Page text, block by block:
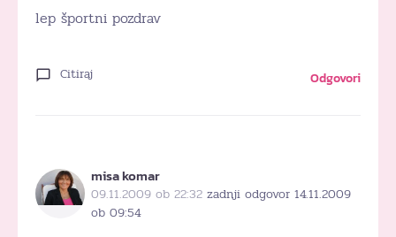
lep športni pozdrav
Citiraj Odgovori
misa komar
09.11.2009 ob 22:32 zadnji odgovor 14.11.2009
ob 09:54